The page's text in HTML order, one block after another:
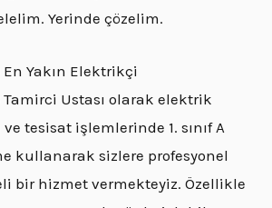
Yerinde çözelim.
En Yakın Elektrikçi
Tamirci Ustası olarak elektrik
ve tesisat işlemlerinde 1. sınıf A
kullanarak sizlere profesyonel
bir hizmet vermekteyiz. Özellikle